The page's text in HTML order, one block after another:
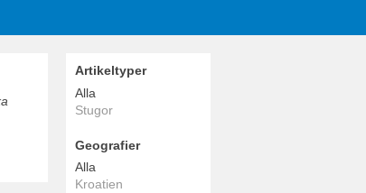
Artikeltyper
Alla
Stugor
Geografier
Alla
Kroatien